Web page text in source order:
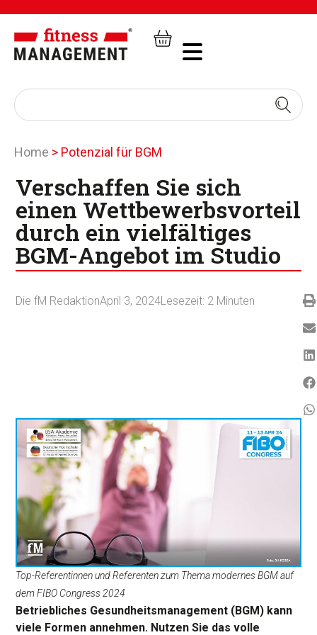
Home > Potenzial für BGM
Verschaffen Sie sich
einen Wettbewerbsvorteil
durch ein vielfältiges
BGM-Angebot im Studio
Die fM RedaktionApril 3, 2024Lesezeit: 2 Minuten
Top-Referentinnen und Referenten zum Thema modernes BGM auf
dem FIBO Congress 2024
Betriebliches Gesundheitsmanagement (BGM) kann
viele Formen annehmen. Nutzen Sie das volle